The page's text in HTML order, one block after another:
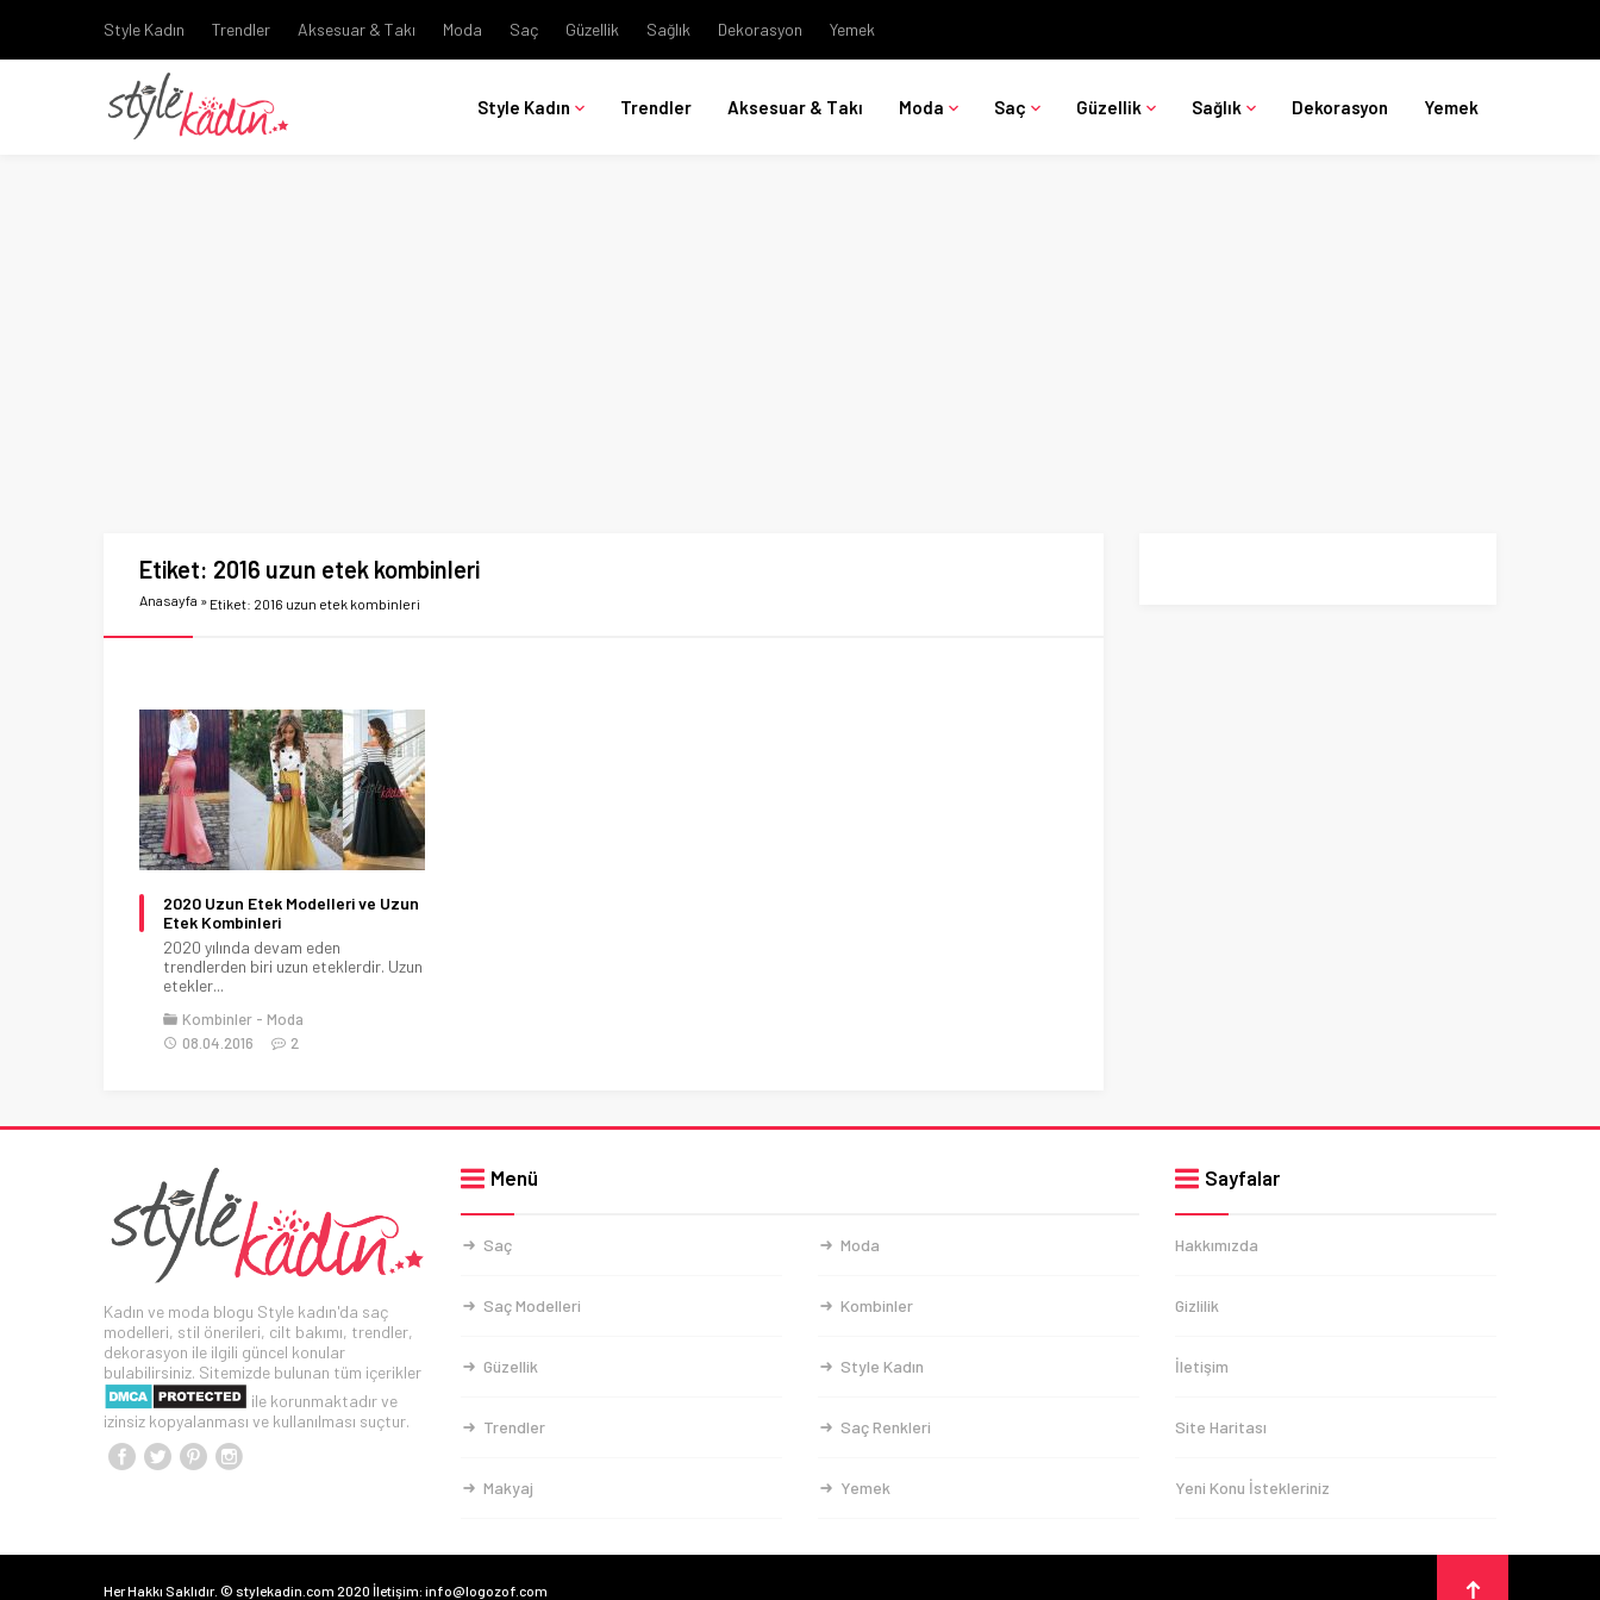
Style Kadın Trendler Aksesuar & Takı Moda Saç Güzellik Sağlık Dekorasyon Yemek
Style Kadın Trendler Aksesuar & Takı Moda Saç Güzellik Sağlık Dekorasyon Yemek
Etiket: 2016 uzun etek kombinleri
Anasayfa » Etiket: 2016 uzun etek kombinleri
2020 Uzun Etek Modelleri ve Uzun
Etek Kombinleri
2020 yılında devam eden
trendlerden biri uzun eteklerdir. Uzun
etekler...
Kombinler
Moda
08.04.2016
2
Kadın ve moda blogu Style kadın'da saç
modelleri, stil önerileri, cilt bakımı, trendler,
dekorasyon ile ilgili güncel konular
bulabilirsiniz. Sitemizde bulunan tüm içerikler
ile korunmaktadır ve
izinsiz kopyalanması ve kullanılması suçtur.
Menü
Saç Moda
Saç Modelleri Kombinler
Güzellik Style Kadın
Trendler Saç Renkleri
Makyaj Yemek
Sayfalar
Hakkımızda
Gizlilik
İletişim
Site Haritası
Yeni Konu İstekleriniz
Her Hakkı Saklıdır. © stylekadin.com 2020 İletişim: info@logozof.com